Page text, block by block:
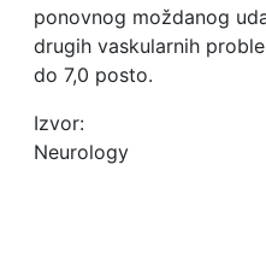
ponovnog moždanog
drugih vaskularnih
do 7,0 posto.
Izvor:
Neurology